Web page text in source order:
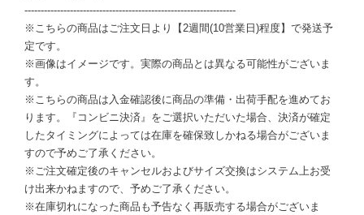
-----------------------------------------------------------------
※こちらの商品はご注文日より【2週間(10営業日)程度】で発送予
定です。
※画像はイメージです。実際の商品とは異なる可能性がございま
す。
※こちらの商品は入金確認後に商品の準備・出荷手配を進めてお
ります。『コンビニ決済』をご選択いただいた場合、決済が確定
したタイミングによっては在庫を確保致しかねる場合がございま
すので予めご了承ください。
※ご注文確定後のキャンセルおよびサイズ交換はシステム上お受
け出来かねますので、予めご了承ください。
※在庫切れになった商品も予告なく再販売する場合がございま